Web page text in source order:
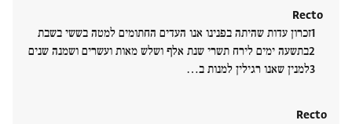
Recto
זכרון עדות שהיתה בפנינו אנו העדים החתומים למטה בששי בשבת
בתשעה ימים לירח תשרי שנת אלף ושלש מאות ועשרים ושמנה שנים
למנין שאנו רגילין למנות ב‮…
Recto